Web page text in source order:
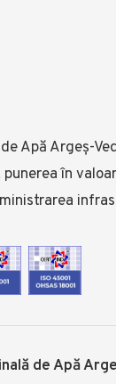
Apă Argeș-
în
de Apă